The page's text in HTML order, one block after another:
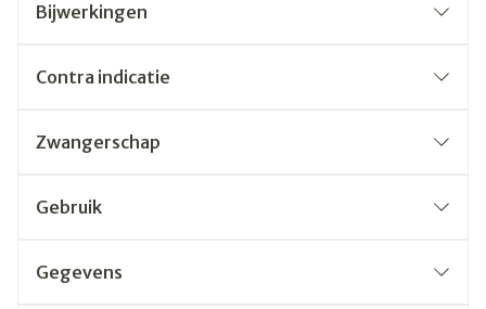
Bijwerkingen
Contra indicatie
Zwangerschap
Gebruik
Gegevens